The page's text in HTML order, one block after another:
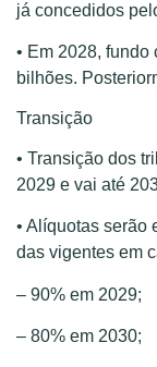
já concedidos
• Em 2028,
bilhões.
Transição
• Transição dos
2029 e vai até
• Alíquotas serão
das vigentes em
– 90% em 2029;
– 80% em 2030;